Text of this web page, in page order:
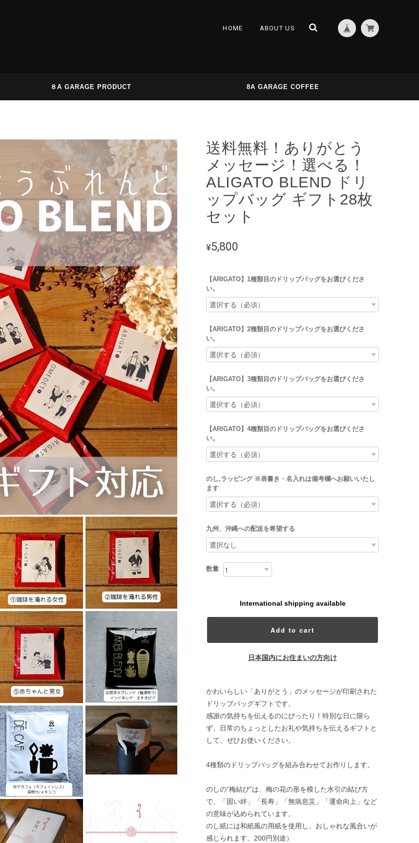
HOME ABOUT US
８A GARAGE PRODUCT 8A GARAGE COFFEE
送料無料！ありがとう
メッセージ！選べる！
ALIGATO BLEND ドリ
ップバッグ ギフト28枚
セット
¥5,800
【ARIGATO】1種類目のドリップバッグをお選びくださ
い。
【ARIGATO】2種類目のドリップバッグをお選びくださ
い。
【ARIGATO】3種類目のドリップバッグをお選びくださ
い。
【ARIGATO】4種類目のドリップバッグをお選びくださ
い。
のし,ラッピング ※表書き・名入れは備考欄へお願いいたし
ます
九州、沖縄への配送を希望する
数量
International shipping available
Add to cart
日本国内にお住まいの方向け
かわいらしい「ありがとう」のメッセージが印刷された
ドリップバッグギフトです。
感謝の気持ちを伝えるのにぴったり！特別な日に限ら
ず、日常のちょっとしたお礼や気持ちを伝えるギフトと
して、ぜひお使いください。
4種類のドリップバッグを組み合わせてお作りします。
のしの“梅結び”は、梅の花の形を模した水引の結び方
で、「固い絆」「長寿」「無病息災」「運命向上」など
の意味が込められています。
のし紙には和紙風の用紙を使用し、おしゃれな風合いが
感じられます。200円別途）